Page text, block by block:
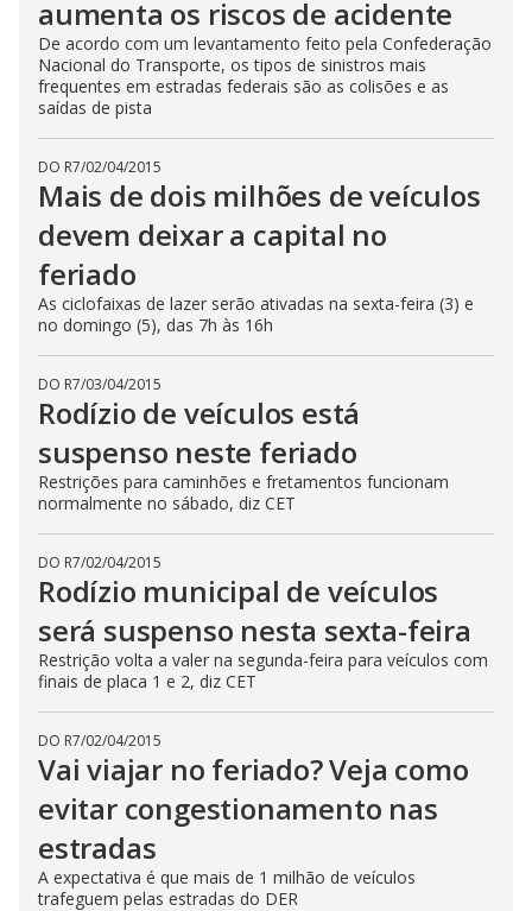
aumenta os riscos de acidente
De acordo com um levantamento feito pela Confederação
Nacional do Transporte, os tipos de sinistros mais
frequentes em estradas federais são as colisões e as
saídas de pista
DO R7/02/04/2015
Mais de dois milhões de veículos
devem deixar a capital no
feriado
As ciclofaixas de lazer serão ativadas na sexta-feira (3) e
no domingo (5), das 7h às 16h
DO R7/03/04/2015
Rodízio de veículos está
suspenso neste feriado
Restrições para caminhões e fretamentos funcionam
normalmente no sábado, diz CET
DO R7/02/04/2015
Rodízio municipal de veículos
será suspenso nesta sexta-feira
Restrição volta a valer na segunda-feira para veículos com
finais de placa 1 e 2, diz CET
DO R7/02/04/2015
Vai viajar no feriado? Veja como
evitar congestionamento nas
estradas
A expectativa é que mais de 1 milhão de veículos
trafeguem pelas estradas do DER